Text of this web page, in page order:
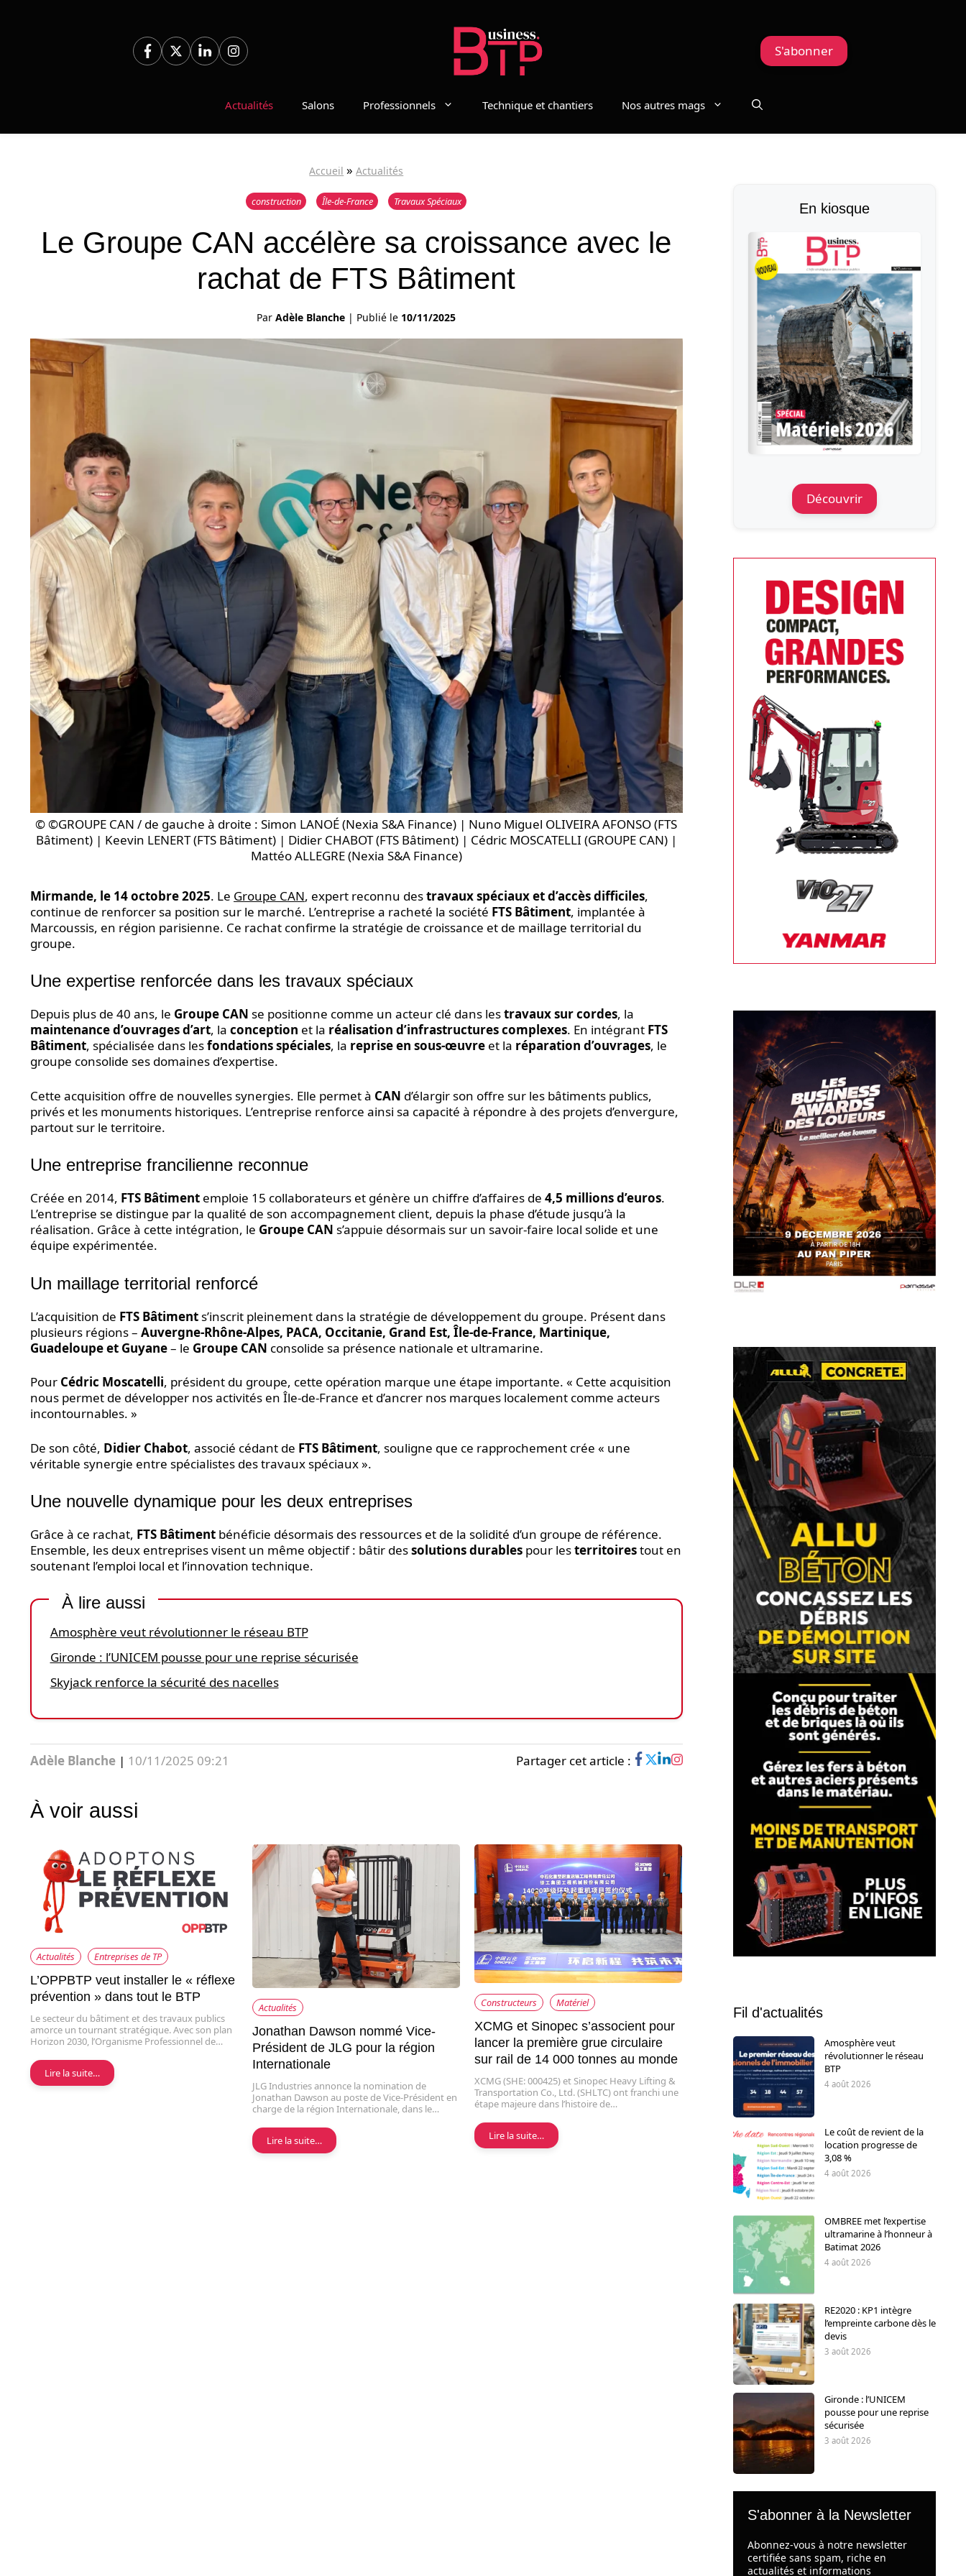
Actualités Salons Professionnels Technique et chantiers Nos autres mags
S'abonner
Accueil »Actualités
construction Île-de-France Travaux Spéciaux
Le Groupe CAN accélère sa croissance avec le
rachat de FTS Bâtiment
ParAdèle Blanche | Publié le 10/11/2025
© ©GROUPE CAN / de gauche à droite : Simon LANOÉ (Nexia S&A Finance) | Nuno Miguel OLIVEIRA AFONSO (FTS
Bâtiment) | Keevin LENERT (FTS Bâtiment) | Didier CHABOT (FTS Bâtiment) | Cédric MOSCATELLI (GROUPE CAN) |
Mattéo ALLEGRE (Nexia S&A Finance)
Mirmande, le 14 octobre 2025. Le Groupe CAN, expert reconnu destravaux spéciaux et d’accès difficiles,
continue de renforcer sa position sur le marché. L’entreprise a racheté la société FTS Bâtiment, implantée à
Marcoussis, en région parisienne. Ce rachat confirme la stratégie de croissance et de maillage territorial du
groupe.
Une expertise renforcée dans les travaux spéciaux
Depuis plus de 40 ans, le Groupe CAN se positionne comme un acteur clé dans lestravaux sur cordes, la
maintenance d’ouvrages d’art, la conception et la réalisation d’infrastructures complexes. En intégrant FTS
Bâtiment, spécialisée dans lesfondations spéciales, la reprise en sous-œuvre et la réparation d’ouvrages, le
groupe consolide ses domaines d’expertise.
Cette acquisition offre de nouvelles synergies. Elle permet à CAN d’élargir son offre sur les bâtiments publics,
privés et les monuments historiques. L’entreprise renforce ainsi sa capacité à répondre à des projets d’envergure,
partout sur le territoire.
Une entreprise francilienne reconnue
Créée en 2014, FTS Bâtiment emploie 15 collaborateurs et génère un chiffre d’affaires de 4,5 millions d’euros.
L’entreprise se distingue par la qualité de son accompagnement client, depuis la phase d’étude jusqu’à la
réalisation. Grâce à cette intégration, le Groupe CAN s’appuie désormais sur un savoir-faire local solide et une
équipe expérimentée.
Un maillage territorial renforcé
L’acquisition de FTS Bâtiments’inscrit pleinement dans la stratégie de développement du groupe. Présent dans
plusieurs régions – Auvergne-Rhône-Alpes, PACA, Occitanie, Grand Est, Île-de-France, Martinique,
Guadeloupe et Guyane– le Groupe CAN consolide sa présence nationale et ultramarine.
Pour Cédric Moscatelli, président du groupe, cette opération marque une étape importante. « Cette acquisition
nous permet de développer nos activités en Île-de-France et d’ancrer nos marques localement comme acteurs
incontournables. »
De son côté, Didier Chabot, associé cédant de FTS Bâtiment, souligne que ce rapprochement crée « une
véritable synergie entre spécialistes des travaux spéciaux ».
Une nouvelle dynamique pour les deux entreprises
Grâce à ce rachat, FTS Bâtiment bénéficie désormais des ressources et de la solidité d’un groupe de référence.
Ensemble, les deux entreprises visent un même objectif : bâtir dessolutions durables pour lesterritoirestout en
soutenant l’emploi local et l’innovation technique.
À lire aussi
Amosphère veut révolutionner le réseau BTP
Gironde : l’UNICEM pousse pour une reprise sécurisée
Skyjack renforce la sécurité des nacelles
Adèle Blanche | 10/11/2025 09:21 Partager cet article :
À voir aussi
Actualités Entreprises de TP
L’OPPBTP veut installer le « réflexe
prévention » dans tout le BTP
Le secteur du bâtiment et des travaux publics
amorce un tournant stratégique. Avec son plan
Horizon 2030, l’Organisme Professionnel de…
Lire la suite…
Actualités
Jonathan Dawson nommé Vice-
Président de JLG pour la région
Internationale
JLG Industries annonce la nomination de
Jonathan Dawson au poste de Vice-Président en
charge de la région Internationale, dans le…
Lire la suite…
Constructeurs Matériel
XCMG et Sinopec s’associent pour
lancer la première grue circulaire
sur rail de 14 000 tonnes au monde
XCMG (SHE: 000425) et Sinopec Heavy Lifting &
Transportation Co., Ltd. (SHLTC) ont franchi une
étape majeure dans l’histoire de…
Lire la suite…
En kiosque
Découvrir
Fil d'actualités
Amosphère veut
révolutionner le réseau
BTP
4 août 2026
Le coût de revient de la
location progresse de
3,08 %
4 août 2026
OMBREE met l’expertise
ultramarine à l’honneur à
Batimat 2026
4 août 2026
RE2020 : KP1 intègre
l’empreinte carbone dès le
devis
3 août 2026
Gironde : l’UNICEM
pousse pour une reprise
sécurisée
3 août 2026
S'abonner à la Newsletter
Abonnez-vous à notre newsletter
certifiée sans spam, riche en
actualités et informations